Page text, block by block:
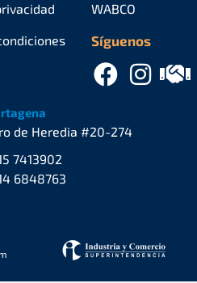
Síguenos
WABCO
de Heredia #20-274
7413902
6848763